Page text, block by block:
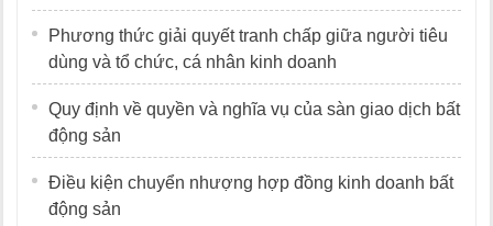
Phương thức giải quyết tranh chấp giữa người tiêu
dùng và tổ chức, cá nhân kinh doanh
Quy định về quyền và nghĩa vụ của sàn giao dịch bất
động sản
Điều kiện chuyển nhượng hợp đồng kinh doanh bất
động sản